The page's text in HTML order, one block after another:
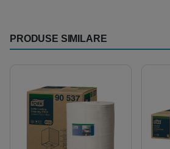
PRODUSE SIMILARE